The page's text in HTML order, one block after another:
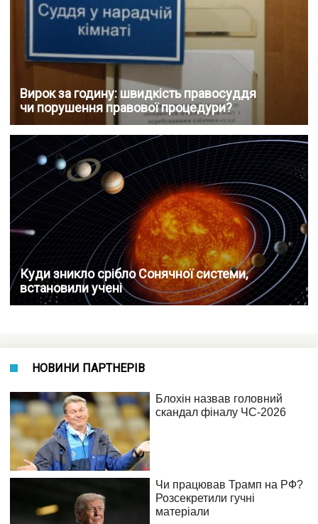
Вирок за годину: швидкість правосуддя
чи порушення правової процедури?
Куди зникло срібло Сонячної системи,
встановили учені
НОВИНИ ПАРТНЕРІВ